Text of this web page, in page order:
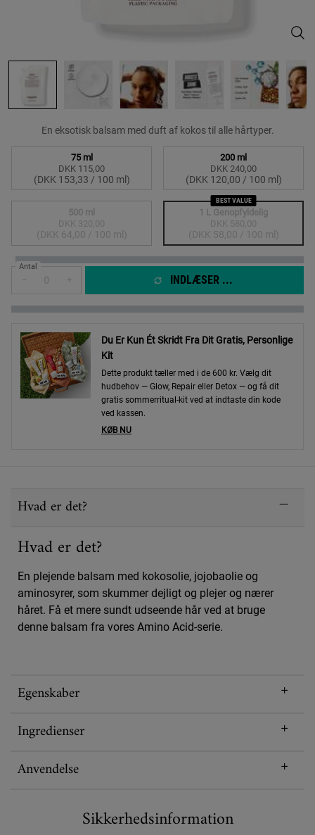
En eksotisk balsam med duft af kokos til alle hårtyper.
Valgte
75 ml
DKK 115,00
(DKK 153,33 / 100 ml)
, 1 of 4 Valgte
200 ml
DKK 240,00
(DKK 120,00 / 100 ml)
, 2 of 4
Valgte
Produkter er udsolgt
500 ml
DKK 320,00
(DKK 64,00 / 100 ml)
, 3 of 4 Valgte
Produkter er udsolgt
1 L Genopfyldelig
DKK 580,00
(DKK 58,00 / 100 ml)
BEST VALUE
, 4 of 4
Antal
INDLÆSER ...
Du Er Kun Ét Skridt Fra Dit Gratis, Personlige
Kit
Dette produkt tæller med i de 600 kr. Vælg dit
hudbehov — Glow, Repair eller Detox — og få dit
gratis sommerritual-kit ved at indtaste din kode
ved kassen.
KØB NU
Hvad er det?
Hvad er det?
En plejende balsam med kokosolie, jojobaolie og
aminosyrer, som skummer dejligt og plejer og nærer
håret. Få et mere sundt udseende hår ved at bruge
denne balsam fra vores Amino Acid-serie.
Egenskaber
Ingredienser
Anvendelse
Sikkerhedsinformation